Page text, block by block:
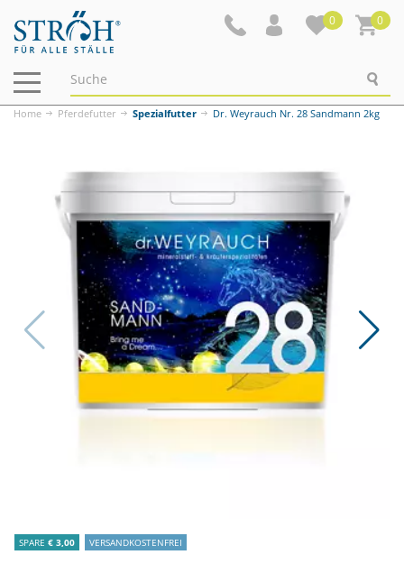
0 0
Navigation
ein-/ausblenden
Home Pferdefutter Spezialfutter Dr. Weyrauch Nr. 28 Sandmann 2kg
SPARE € 3,00 VERSANDKOSTENFREI